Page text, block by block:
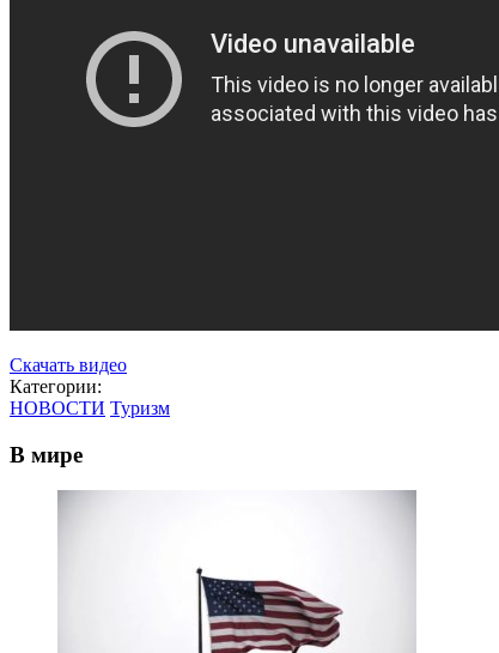
Скачать видео
Категории:
НОВОСТИ Туризм
В мире